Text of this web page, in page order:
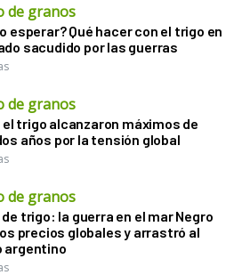
de granos
esperar? Qué hacer con el trigo en
sacudido por las guerras
de granos
el trigo alcanzaron máximos de
años por la tensión global
de granos
trigo: la guerra en el mar Negro
precios globales y arrastró al
argentino